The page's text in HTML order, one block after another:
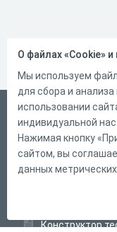
Русский
Справка
Форма
Конструктор
О файлах «Cookie»
Мы используем
для сбора и
использовании
индивидуальной
Нажимая кнопку
сайтом, вы
данных метрических